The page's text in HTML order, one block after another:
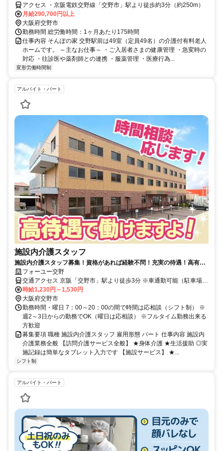
アクセス ・京阪電鉄交野線「交野市」駅より徒歩約3分（約250m）
月給290,700円以上
大阪府交野市
勤務時間 総労働時間：1ヶ月あたり175時間
仕事内容 そんぽの家 交野駅前は49室（定員49名）の介護付有料老人
ホームです。 ～主なお仕事～ ・ご入居者さまの健康管理 ・急変時の
対応 ・往診医や薬剤師との連携 ・服薬管理 ・医療行為...
変形労働時間制
アルバイト・パート
施設内介護スタッフ
施設内介護スタッフ募集！資格があれば経験不問！充実の待遇！高有給
取得率！高ICT導入！
フォーユー交野
交通アクセス 京阪「交野市」駅より徒歩3分 ※車通勤可能（駐車場あ
り）
時給1,230円～1,530円
大阪府交野市
勤務時間・曜日 7：00～20：00の間で時間は応相談（シフト制） ※
週2～3日からの勤務でOK（曜日は応相談） ※フルタイム勤務出来る
方歓迎
募集要項 職種 施設内介護スタッフ 雇用形態 パート 仕事内容 施設内
介護業務全般 【訪問介護サービス全般】 ★身体介護 ★生活援助 ◎実
施記録は簡単なタブレット入力です 【施設サービス】 ★...
シフト制
アルバイト・パート